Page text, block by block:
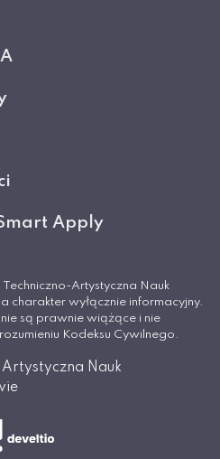
Apply
Artystyczna Nauk
charakter wyłącznie informacyjny.
są prawnie wiążące i nie
Kodeksu Cywilnego.
Nauk